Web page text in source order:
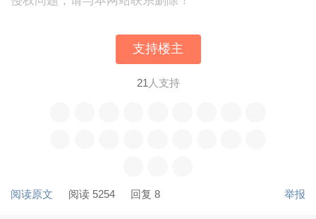
支持楼主
21 人支持
阅读原文 阅读 5254 回复 8 举报